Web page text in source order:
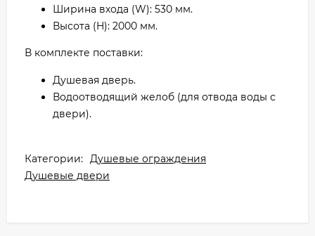
Ширина входа (W): 530 мм.
Высота (H): 2000 мм.
В комплекте поставки:
Душевая дверь.
Водоотводящий желоб (для отвода воды с
двери).
Категории: Душевые ограждения
Душевые двери